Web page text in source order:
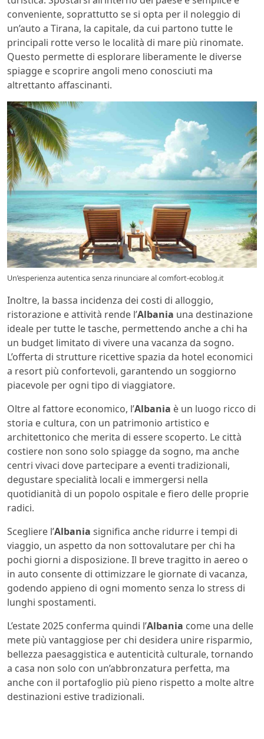
conveniente, soprattutto se si opta per il noleggio di
un’auto a Tirana, la capitale, da cui partono tutte le
principali rotte verso le località di mare più rinomate.
Questo permette di esplorare liberamente le diverse
spiagge e scoprire angoli meno conosciuti ma
altrettanto affascinanti.
Un’esperienza autentica senza rinunciare al comfort-ecoblog.it
Inoltre, la bassa incidenza dei costi di alloggio,
ristorazione e attività rende l’Albania una destinazione
ideale per tutte le tasche, permettendo anche a chi ha
un budget limitato di vivere una vacanza da sogno.
L’offerta di strutture ricettive spazia da hotel economici
a resort più confortevoli, garantendo un soggiorno
piacevole per ogni tipo di viaggiatore.
Oltre al fattore economico, l’Albania è un luogo ricco di
storia e cultura, con un patrimonio artistico e
architettonico che merita di essere scoperto. Le città
costiere non sono solo spiagge da sogno, ma anche
centri vivaci dove partecipare a eventi tradizionali,
degustare specialità locali e immergersi nella
quotidianità di un popolo ospitale e fiero delle proprie
radici.
Scegliere l’Albania significa anche ridurre i tempi di
viaggio, un aspetto da non sottovalutare per chi ha
pochi giorni a disposizione. Il breve tragitto in aereo o
in auto consente di ottimizzare le giornate di vacanza,
godendo appieno di ogni momento senza lo stress di
lunghi spostamenti.
L’estate 2025 conferma quindi l’Albania come una delle
mete più vantaggiose per chi desidera unire risparmio,
bellezza paesaggistica e autenticità culturale, tornando
a casa non solo con un’abbronzatura perfetta, ma
anche con il portafoglio più pieno rispetto a molte altre
destinazioni estive tradizionali.